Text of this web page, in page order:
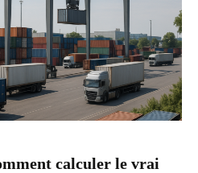
calculer le vrai